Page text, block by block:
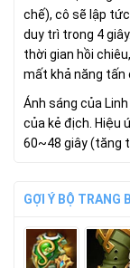
chế), cô sẽ lập
duy trì trong 4
thời gian hồi chiêu,
mất khả năng tấn
Ánh sáng của
của kẻ địch. Hiệu
60~48 giây (tăng
GỢI Ý BỘ TRANG